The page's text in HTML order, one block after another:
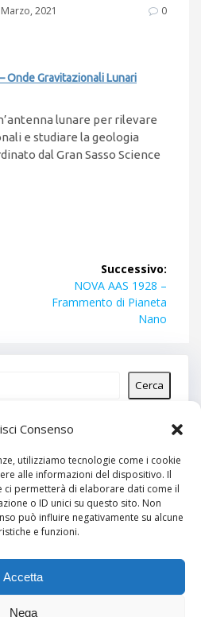
Consenso
utilizziamo tecnologie come i cookie
alle informazioni del dispositivo. Il
ci permetterà di elaborare dati come il
o ID unici su questo sito. Non
può influire negativamente su alcune
e funzioni.
Accetta
Nega
2021 0
Onde Gravitazionali Lunari
lunare per rilevare
e studiare la geologia
dal Gran Sasso Science
Successivo:
Articolo
successivo:
NOVA AAS 1928 –
Frammento di Pianeta
Nano
Cerca
recenti
recenti
da mostrare.
da mostrare.